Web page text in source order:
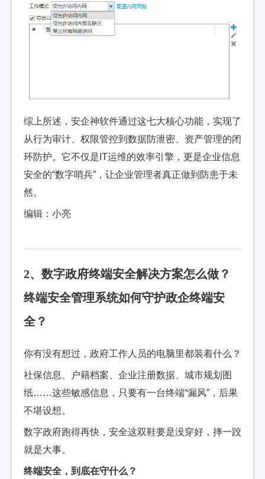
综上所述，安企神软件通过这七大核心功能，实现了
从行为审计、权限管控到数据防泄密、资产管理的闭
环防护。它不仅是IT运维的效率引擎，更是企业信息
安全的“数字哨兵”，让企业管理者真正做到防患于未
然。
编辑：小亮
2、数字政府终端安全解决方案怎么做？
终端安全管理系统如何守护政企终端安
全？
你有没有想过，政府工作人员的电脑里都装着什么？
社保信息、户籍档案、企业注册数据、城市规划图
纸……这些敏感信息，只要有一台终端“漏风”，后果
不堪设想。
数字政府跑得再快，安全这双鞋要是没穿好，摔一跤
就是大事。
终端安全，到底在守什么？